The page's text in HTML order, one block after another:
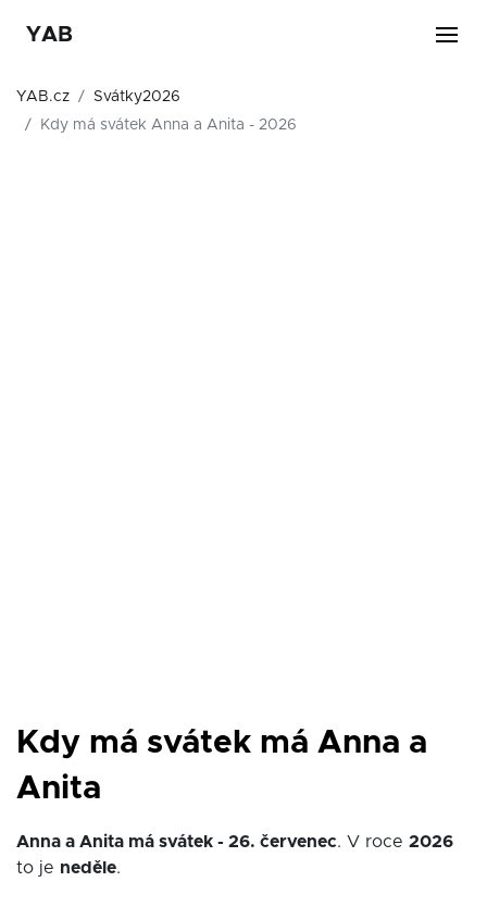
YAB
YAB.cz
Svátky2026
Kdy má svátek Anna a Anita - 2026
Kdy má svátek má Anna a
Anita
Anna a Anita má svátek - 26. červenec. V roce 2026
to je neděle.